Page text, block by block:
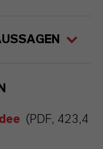
(PDF, 423,4